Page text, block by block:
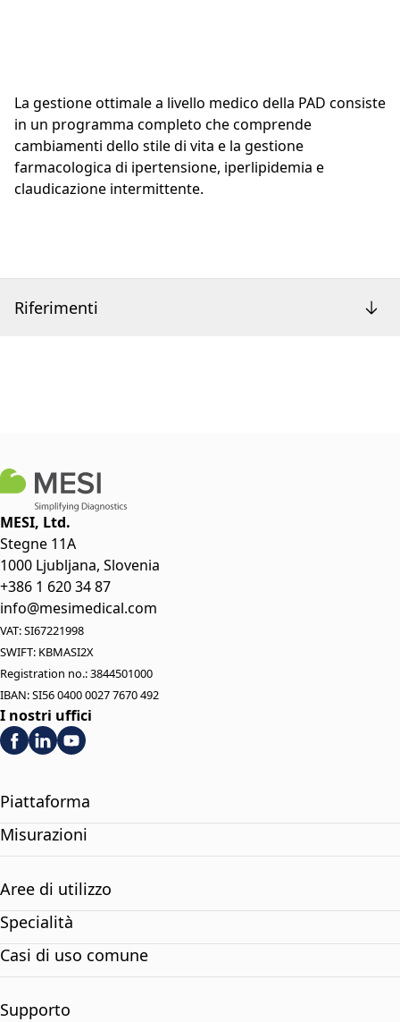
La gestione ottimale a livello medico della PAD consiste
in un programma completo che comprende
cambiamenti dello stile di vita e la gestione
farmacologica di ipertensione, iperlipidemia e
claudicazione intermittente.
Riferimenti
MESI, Ltd.
Stegne 11A
1000 Ljubljana, Slovenia
+386 1 620 34 87
info@mesimedical.com
VAT: SI67221998
SWIFT: KBMASI2X
Registration no.: 3844501000
IBAN: SI56 0400 0027 7670 492
I nostri uffici
Piattaforma
Misurazioni
Aree di utilizzo
Specialità
Casi di uso comune
Supporto